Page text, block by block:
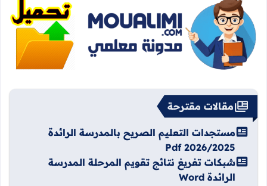
مقالات مقترحة
مستجدات التعليم الصريح بالمدرسة الرائدة
2026/2025 Pdf
شبكات تفريغ نتائج تقويم المرحلة المدرسة
الرائدة Word